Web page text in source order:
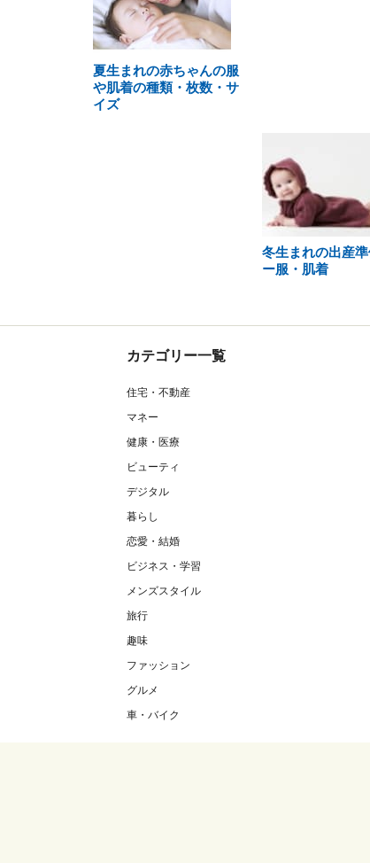
夏生まれの赤ちゃんの服
や肌着の種類・枚数・サ
イズ
冬生まれの出産
ー服・肌着
カテゴリー一覧
住宅・不動産
マネー
健康・医療
ビューティ
デジタル
暮らし
恋愛・結婚
ビジネス・学習
メンズスタイル
旅行
趣味
ファッション
グルメ
車・バイク